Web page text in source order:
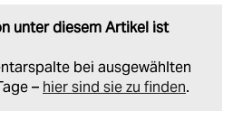
unter diesem Artikel ist
bei ausgewählten
– hier sind sie zu finden.